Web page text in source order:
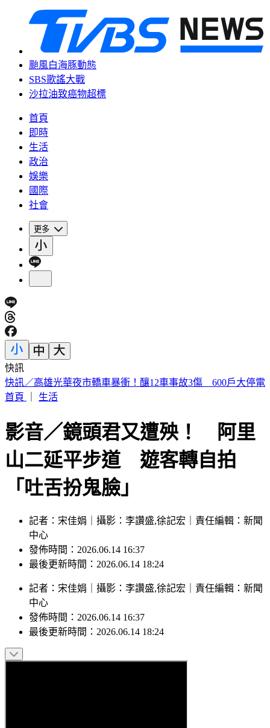
颱風白海豚動態
SBS歌謠大戰
沙拉油致癌物超標
首頁
即時
生活
政治
娛樂
國際
社會
更多
快訊
5年前爆校園霸凌！韓男星現身菲律賓近況曝
首頁
生活
影音／鏡頭君又遭殃！ 阿里
山二延平步道 遊客轉自拍
「吐舌扮鬼臉」
記者：宋佳娟｜攝影：李讚盛,徐記宏｜責任編輯：新聞
中心
發佈時間：2026.06.14 16:37
最後更新時間：2026.06.14 18:24
記者 ： 宋佳娟 攝影 ： 李讚盛,徐記宏 責任編輯 ： 新聞
中心
發佈時間： 2026.06.14 16:37
最後更新時間： 2026.06.14 18:24